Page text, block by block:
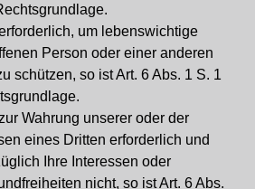
um lebenswichtige
Person oder einer anderen
schützen, so ist Art. 6 Abs. 1 S. 1
Wahrung unserer oder der
eines Dritten erforderlich und
Ihre Interessen oder
nicht, so ist Art. 6 Abs.